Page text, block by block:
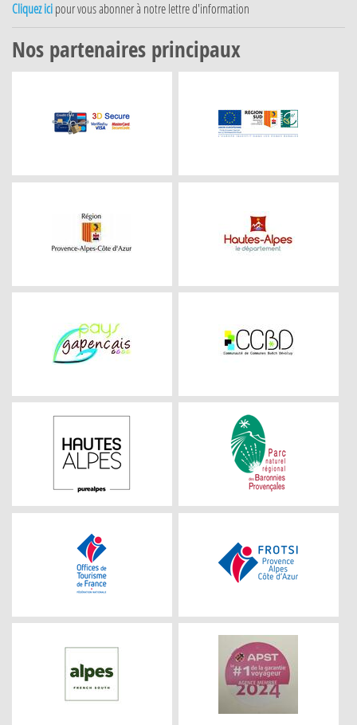
Cliquez ici pour vous abonner à notre lettre d'information
Nos partenaires principaux